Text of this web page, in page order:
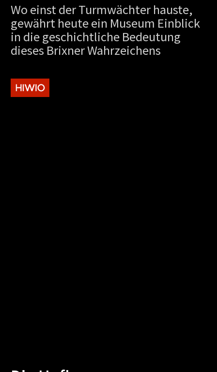
Wo einst der Turmwächter hauste,
gewährt heute ein Museum Einblick
in die geschichtliche Bedeutung
dieses Brixner Wahrzeichens